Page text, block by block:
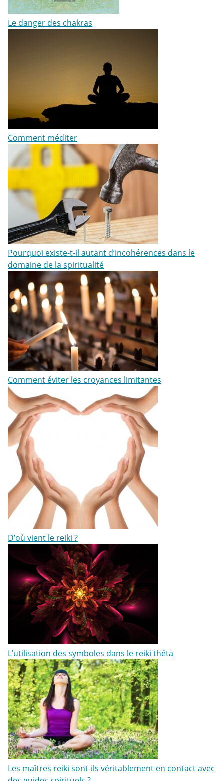
Le danger des chakras
Comment méditer
Pourquoi existe-t-il autant d’incohérences dans le
domaine de la spiritualité
Comment éviter les croyances limitantes
D’où vient le reiki ?
L’utilisation des symboles dans le reiki thêta
Les maîtres reiki sont-ils véritablement en contact avec